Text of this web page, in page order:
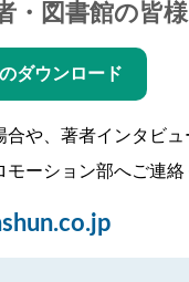
・図書館の皆様
ダウンロード
や、著者インタビ
ーション部へご連絡